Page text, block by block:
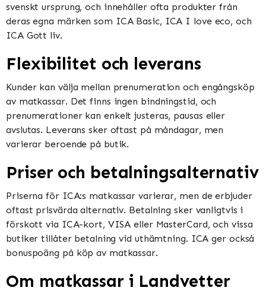
svenskt ursprung, och innehåller ofta produkter från
deras egna märken som ICA Basic, ICA I love eco, och
ICA Gott liv​​.
Flexibilitet och leverans
Kunder kan välja mellan prenumeration och engångsköp
av matkassar. Det finns ingen bindningstid, och
prenumerationer kan enkelt justeras, pausas eller
avslutas. Leverans sker oftast på måndagar, men
varierar beroende på butik​​​​.
Priser och betalningsalternativ
Priserna för ICA:s matkassar varierar, men de erbjuder
oftast prisvärda alternativ. Betalning sker vanligtvis i
förskott via ICA-kort, VISA eller MasterCard, och vissa
butiker tillåter betalning vid uthämtning. ICA ger också
bonuspoäng på köp av matkassar​​.
Om matkassar i Landvetter